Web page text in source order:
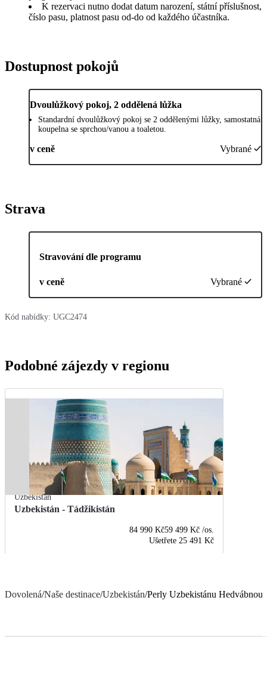
K rezervaci nutno dodat datum narození, státní příslušnost,
číslo pasu, platnost pasu od-do od každého účastníka.
Dostupnost pokojů
Dvoulůžkový pokoj, 2 oddělená lůžka
Standardní dvoulůžkový pokoj se 2 oddělenými lůžky, samostatná
koupelna se sprchou/vanou a toaletou.
v ceně Vybrané
Strava
Stravování dle programu
v ceně Vybrané
Kód nabídky: UGC2474
Podobné zájezdy v regionu
Uzbekistán
Uzbekistán - Tádžikistán
84 990 Kč59 499 Kč /os.
Ušetřete 25 491 Kč
Dovolená/Naše destinace/Uzbekistán/Perly Uzbekistánu Hedvábnou